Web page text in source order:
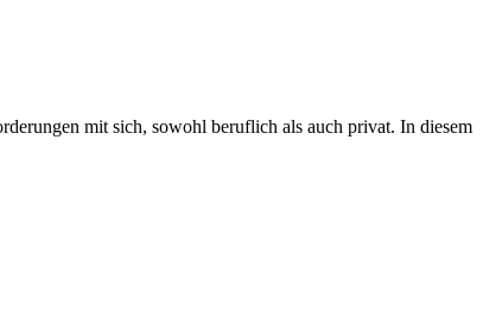
mit sich, sowohl beruflich als auch privat. In diesem